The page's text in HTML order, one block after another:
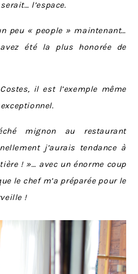
l’espace.
peu « people » maintenant…
été la plus honorée de
il est l’exemple même
mignon au restaurant
j’aurais tendance à
! »… avec un énorme coup
le chef m’a préparée pour le
!